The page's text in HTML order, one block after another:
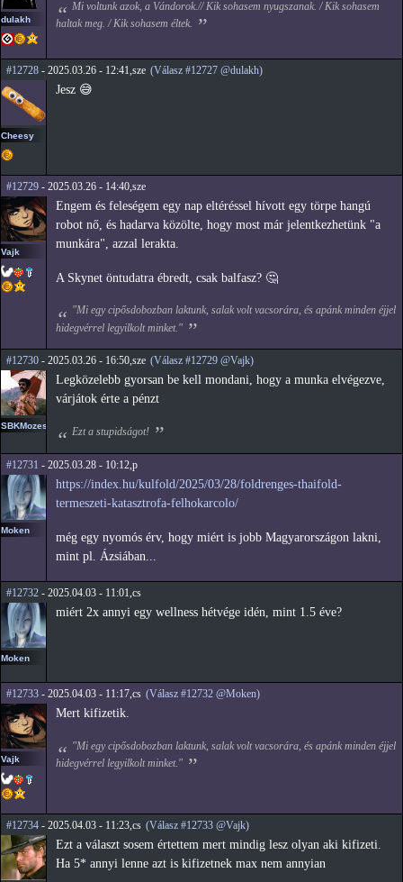
dulakh
Mi voltunk azok, a Vándorok.// Kik sohasem nyugszanak. / Kik sohasem
haltak meg. / Kik sohasem éltek.
#12728 - 2025.03.26 - 12:41,sze (Válasz #12727 @dulakh)
Cheesy
Jesz 😅
#12729 - 2025.03.26 - 14:40,sze
Vajk
Engem és feleségem egy nap eltéréssel hívott egy törpe hangú
robot nő, és hadarva közölte, hogy most már jelentkezhetünk "a
munkára", azzal lerakta.
A Skynet öntudatra ébredt, csak balfasz? 🤔
"Mi egy cipősdobozban laktunk, salak volt vacsorára, és apánk minden éjjel
hidegvérrel legyilkolt minket."
#12730 - 2025.03.26 - 16:50,sze (Válasz #12729 @Vajk)
SBKMozes
Legközelebb gyorsan be kell mondani, hogy a munka elvégezve,
várjátok érte a pénzt
Ezt a stupidságot!
#12731 - 2025.03.28 - 10:12,p
Moken
https://index.hu/kulfold/2025/03/28/foldrenges-thaifold-
termeszeti-katasztrofa-felhokarcolo/
még egy nyomós érv, hogy miért is jobb Magyarországon lakni,
mint pl. Ázsiában...
#12732 - 2025.04.03 - 11:01,cs
Moken
miért 2x annyi egy wellness hétvége idén, mint 1.5 éve?
#12733 - 2025.04.03 - 11:17,cs (Válasz #12732 @Moken)
Vajk
Mert kifizetik.
"Mi egy cipősdobozban laktunk, salak volt vacsorára, és apánk minden éjjel
hidegvérrel legyilkolt minket."
#12734 - 2025.04.03 - 11:23,cs (Válasz #12733 @Vajk)
Ezt a választ sosem értettem mert mindig lesz olyan aki kifizeti.
Ha 5* annyi lenne azt is kifizetnek max nem annyian